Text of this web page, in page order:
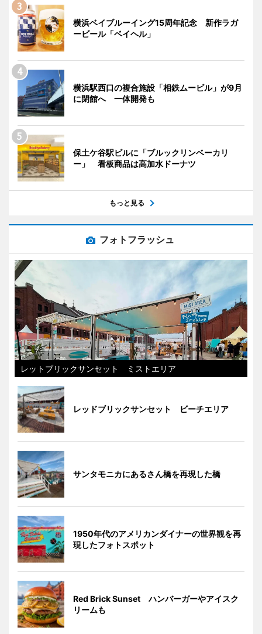
横浜ベイブルーイング15周年記念 新作ラガ
ービール「ベイヘル」
横浜駅西口の複合施設「相鉄ムービル」が9月
に閉館へ 一体開発も
保土ケ谷駅ビルに「ブルックリンベーカリ
ー」 看板商品は高加水ドーナツ
もっと見る
フォトフラッシュ
レットブリックサンセット ミストエリア
レッドブリックサンセット ビーチエリア
サンタモニカにあるさん橋を再現した橋
1950年代のアメリカンダイナーの世界観を再
現したフォトスポット
Red Brick Sunset ハンバーガーやアイスク
リームも